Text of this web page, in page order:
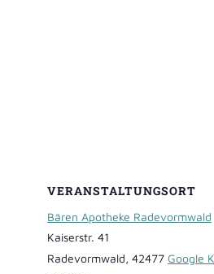
VERANSTALTUNGSORT
Bären Apotheke Radevormwald
Kaiserstr. 41
Radevormwald, 42477 Google